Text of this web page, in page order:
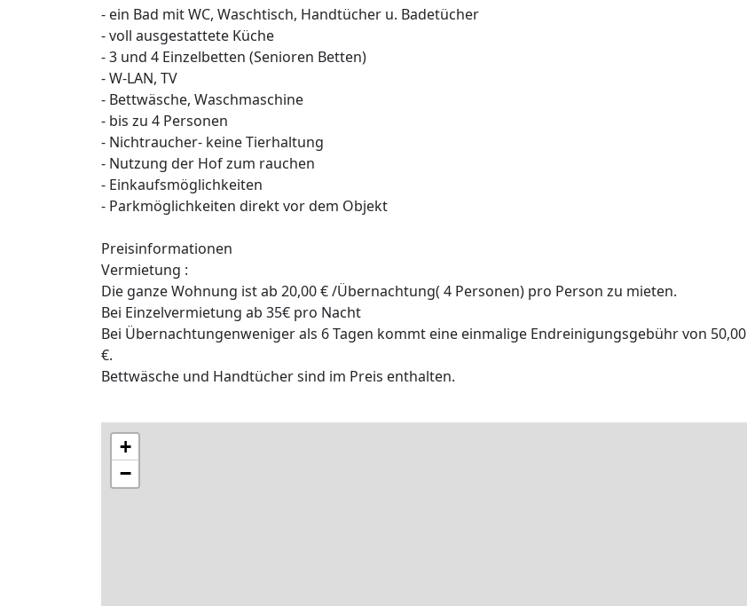
- ein Bad mit WC, Waschtisch, Handtücher u. Badetücher
- voll ausgestattete Küche
- 3 und 4 Einzelbetten (Senioren Betten)
- W-LAN, TV
- Bettwäsche, Waschmaschine
- bis zu 4 Personen
- Nichtraucher- keine Tierhaltung
- Nutzung der Hof zum rauchen
- Einkaufsmöglichkeiten
- Parkmöglichkeiten direkt vor dem Objekt
Preisinformationen
Vermietung :
Die ganze Wohnung ist ab 20,00 € /Übernachtung( 4 Personen) pro Person zu mieten.
Bei Einzelvermietung ab 35€ pro Nacht
Bei Übernachtungenweniger als 6 Tagen kommt eine einmalige Endreinigungsgebühr von 50,00
€.
Bettwäsche und Handtücher sind im Preis enthalten.
+
−